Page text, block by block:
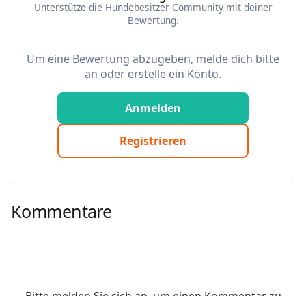
Unterstütze die Hundebesitzer-Community mit deiner
Bewertung.
Um eine Bewertung abzugeben, melde dich bitte
an oder erstelle ein Konto.
Anmelden
Registrieren
Kommentare